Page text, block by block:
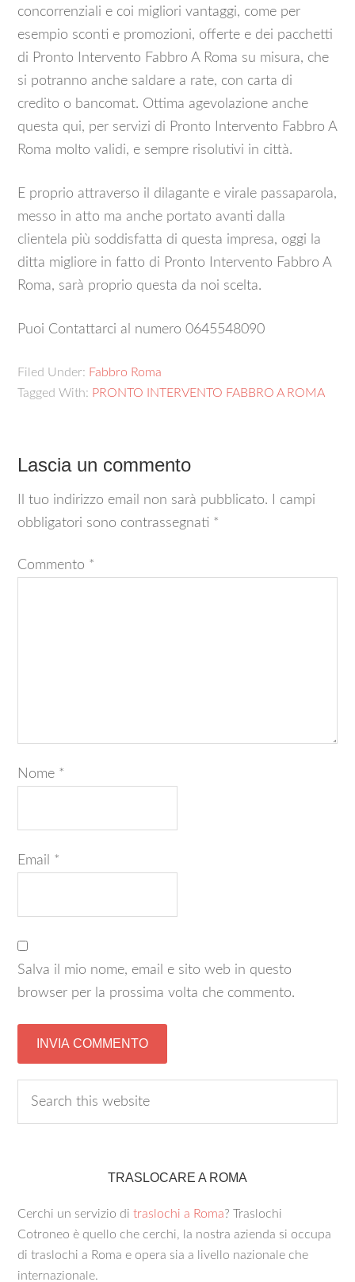
concorrenziali e coi migliori vantaggi, come per
esempio sconti e promozioni, offerte e dei pacchetti
di Pronto Intervento Fabbro A Roma su misura, che
si potranno anche saldare a rate, con carta di
credito o bancomat. Ottima agevolazione anche
questa qui, per servizi di Pronto Intervento Fabbro A
Roma molto validi, e sempre risolutivi in città.
E proprio attraverso il dilagante e virale passaparola,
messo in atto ma anche portato avanti dalla
clientela più soddisfatta di questa impresa, oggi la
ditta migliore in fatto di Pronto Intervento Fabbro A
Roma, sarà proprio questa da noi scelta.
Puoi Contattarci al numero 0645548090
Filed Under: Fabbro Roma
Tagged With: PRONTO INTERVENTO FABBRO A ROMA
Lascia un commento
Il tuo indirizzo email non sarà pubblicato.
I campi
obbligatori sono contrassegnati *
Commento *
Nome *
Email *
Salva il mio nome, email e sito web in questo
browser per la prossima volta che commento.
TRASLOCARE A ROMA
Cerchi un servizio ditraslochi a Roma? Traslochi
Cotroneo è quello che cerchi, la nostra azienda si occupa
di traslochi a Roma e opera sia a livello nazionale che
internazionale.